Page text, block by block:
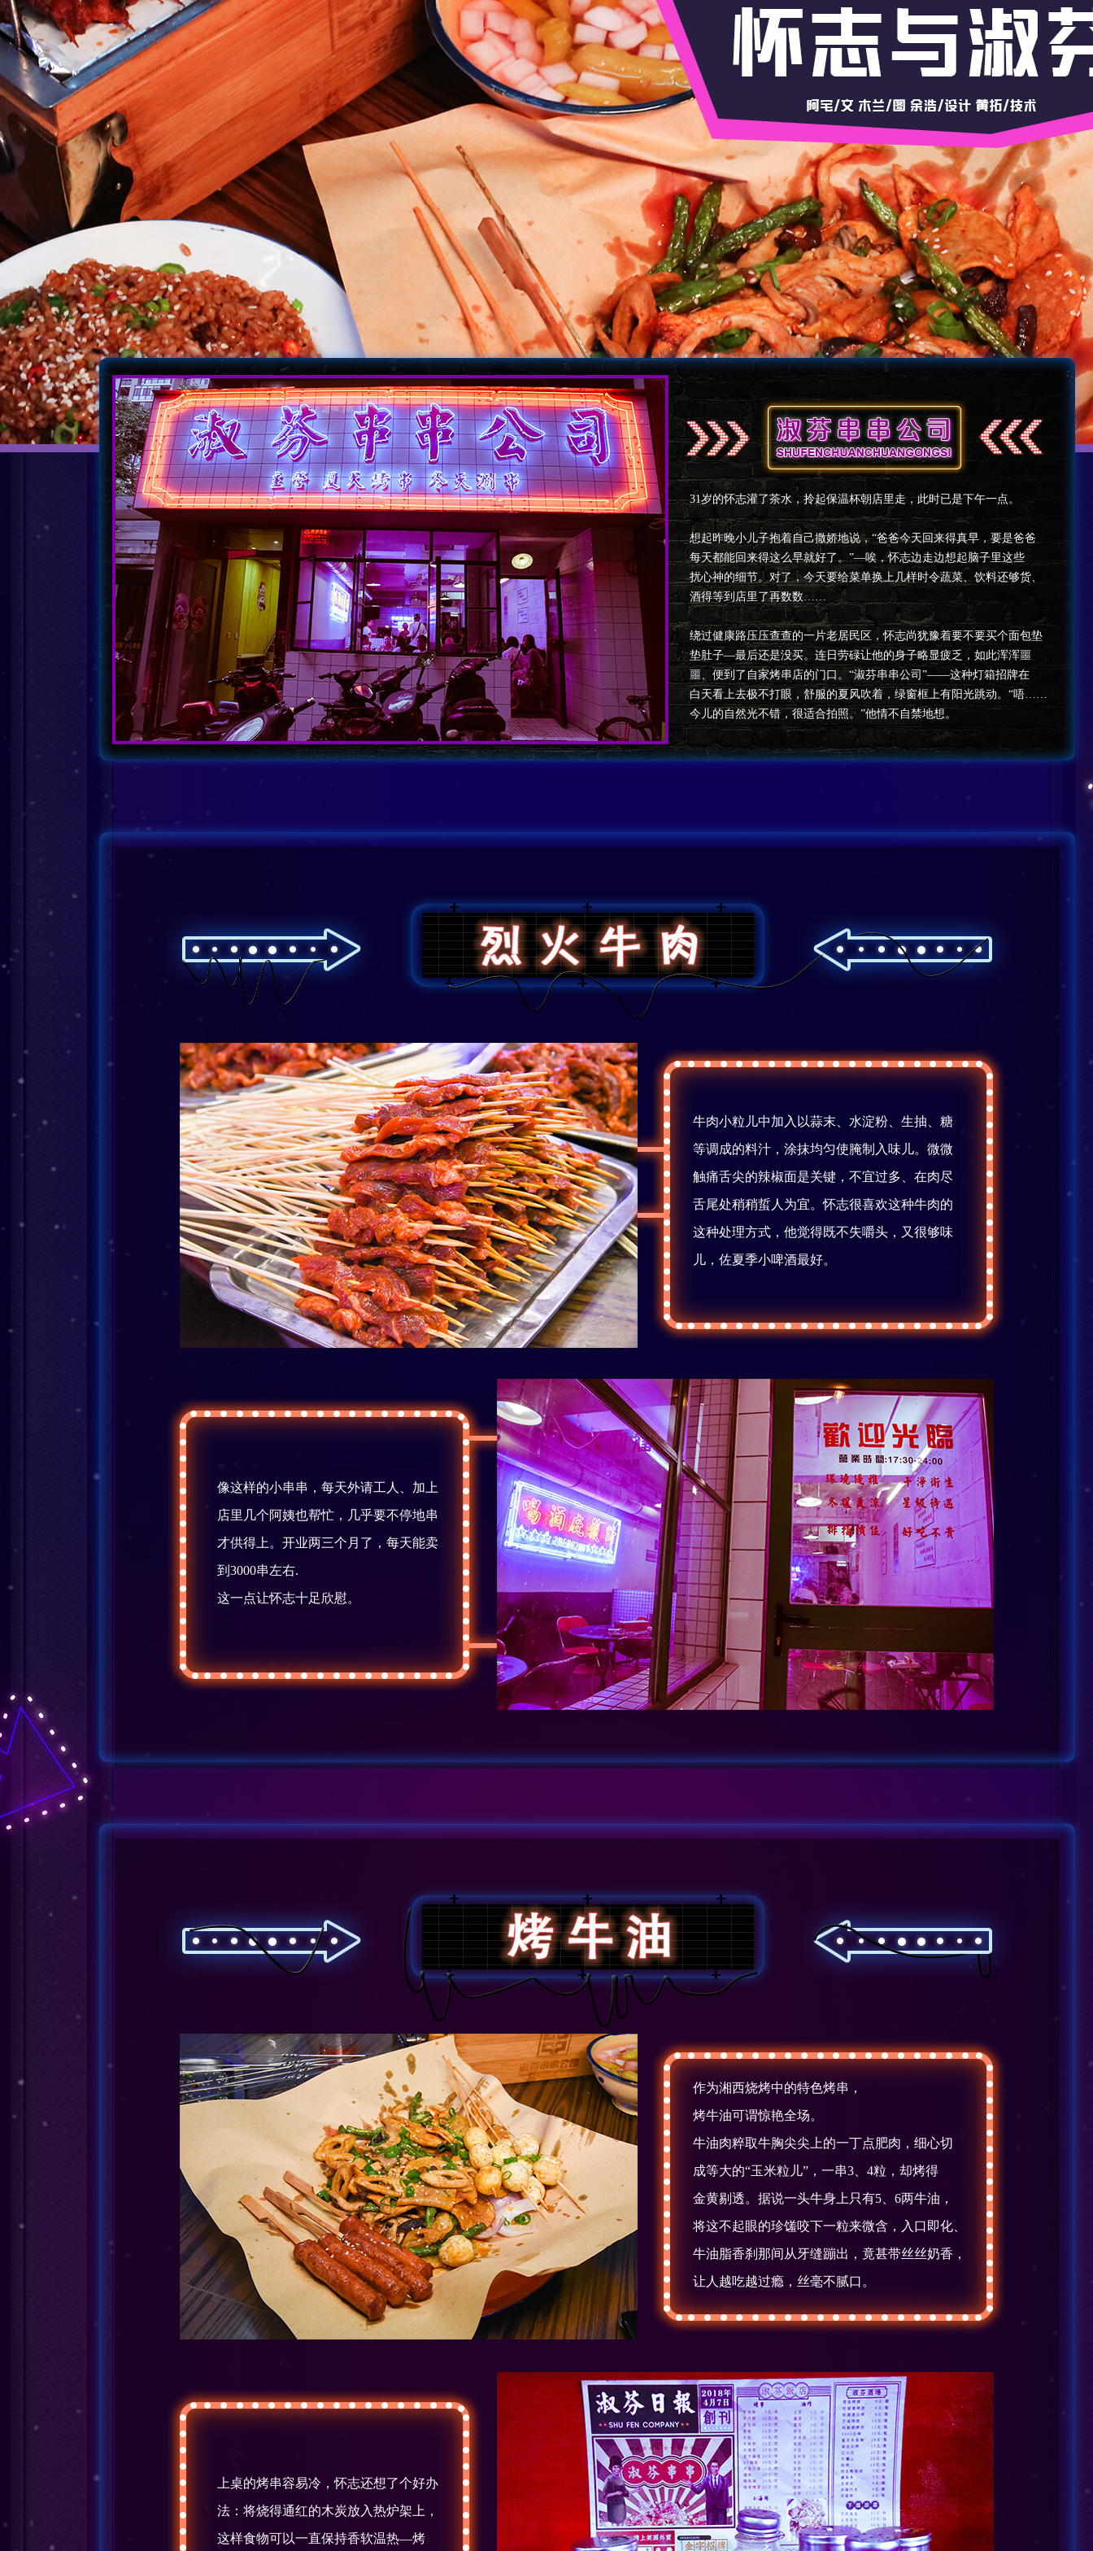
31岁的怀志灌了茶水，拎起保温杯朝店里走，此时已是下午一点。
想起昨晚小儿子抱着自己撒娇地说，“爸爸今天回来得真早，要是爸爸
每天都能回来得这么早就好了。”—唉，怀志边走边想起脑子里这些
扰心神的细节。对了，今天要给菜单换上几样时令蔬菜、饮料还够货、
酒得等到店里了再数数……
绕过健康路压压查查的一片老居民区，怀志尚犹豫着要不要买个面包垫
垫肚子—最后还是没买。连日劳碌让他的身子略显疲乏，如此浑浑噩
噩、便到了自家烤串店的门口。“淑芬串串公司”——这种灯箱招牌在
白天看上去极不打眼，舒服的夏风吹着，绿窗框上有阳光跳动。“唔……
今儿的自然光不错，很适合拍照。”他情不自禁地想。
牛肉小粒儿中加入以蒜末、水淀粉、生抽、糖
等调成的料汁，涂抹均匀使腌制入味儿。微微
触痛舌尖的辣椒面是关键，不宜过多、在肉尽
舌尾处稍稍蜇人为宜。怀志很喜欢这种牛肉的
这种处理方式，他觉得既不失嚼头，又很够味
儿，佐夏季小啤酒最好。
像这样的小串串，每天外请工人、加上
店里几个阿姨也帮忙，几乎要不停地串
才供得上。开业两三个月了，每天能卖
到3000串左右.
这一点让怀志十足欣慰。
作为湘西烧烤中的特色烤串，
烤牛油可谓惊艳全场。
牛油肉粹取牛胸尖尖上的一丁点肥肉，细心切
成等大的“玉米粒儿”，一串3、4粒，却烤得
金黄剔透。据说一头牛身上只有5、6两牛油，
将这不起眼的珍馐咬下一粒来微含，入口即化、
牛油脂香刹那间从牙缝蹦出，竟甚带丝丝奶香，
让人越吃越过瘾，丝毫不腻口。
上桌的烤串容易冷，怀志还想了个好办
法：将烧得通红的木炭放入热炉架上，
这样食物可以一直保持香软温热—烤